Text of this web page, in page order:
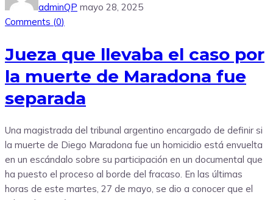
adminQP mayo 28, 2025
Comments (0)
Jueza que llevaba el caso por
la muerte de Maradona fue
separada
Una magistrada del tribunal argentino encargado de definir si
la muerte de Diego Maradona fue un homicidio está envuelta
en un escándalo sobre su participación en un documental que
ha puesto el proceso al borde del fracaso. En las últimas
horas de este martes, 27 de mayo, se dio a conocer que el